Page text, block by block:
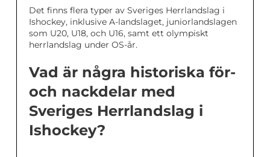
Det finns flera typer av Sveriges Herrlandslag i
Ishockey, inklusive A-landslaget, juniorlandslagen
som U20, U18, och U16, samt ett olympiskt
herrlandslag under OS-år.
Vad är några historiska för-
och nackdelar med
Sveriges Herrlandslag i
Ishockey?